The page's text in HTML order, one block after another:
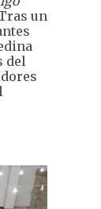
un
del